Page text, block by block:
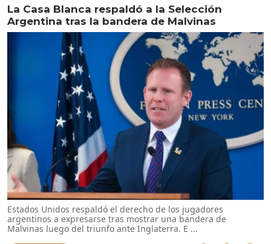
La Casa Blanca respaldó a la Selección
Argentina tras la bandera de Malvinas
Estados Unidos respaldó el derecho de los jugadores
argentinos a expresarse tras mostrar una bandera de
Malvinas luego del triunfo ante Inglaterra. E ...